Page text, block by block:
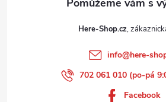
Here-Shop.cz
info@here-
702 061 010 (po-pá
Facebook